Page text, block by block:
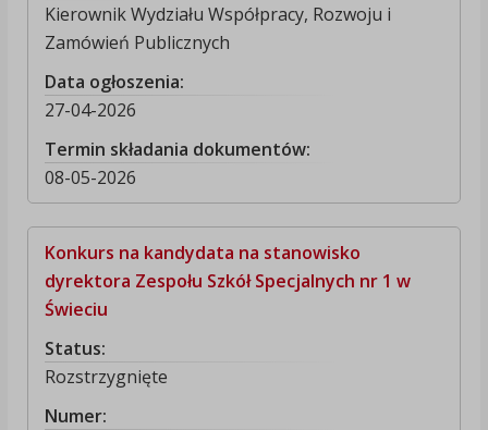
Kierownik Wydziału Współpracy, Rozwoju i
Zamówień Publicznych
Data ogłoszenia:
27-04-2026
Termin składania dokumentów:
08-05-2026
Konkurs na kandydata na stanowisko
dyrektora Zespołu Szkół Specjalnych nr 1 w
Świeciu
Status:
Rozstrzygnięte
Numer: